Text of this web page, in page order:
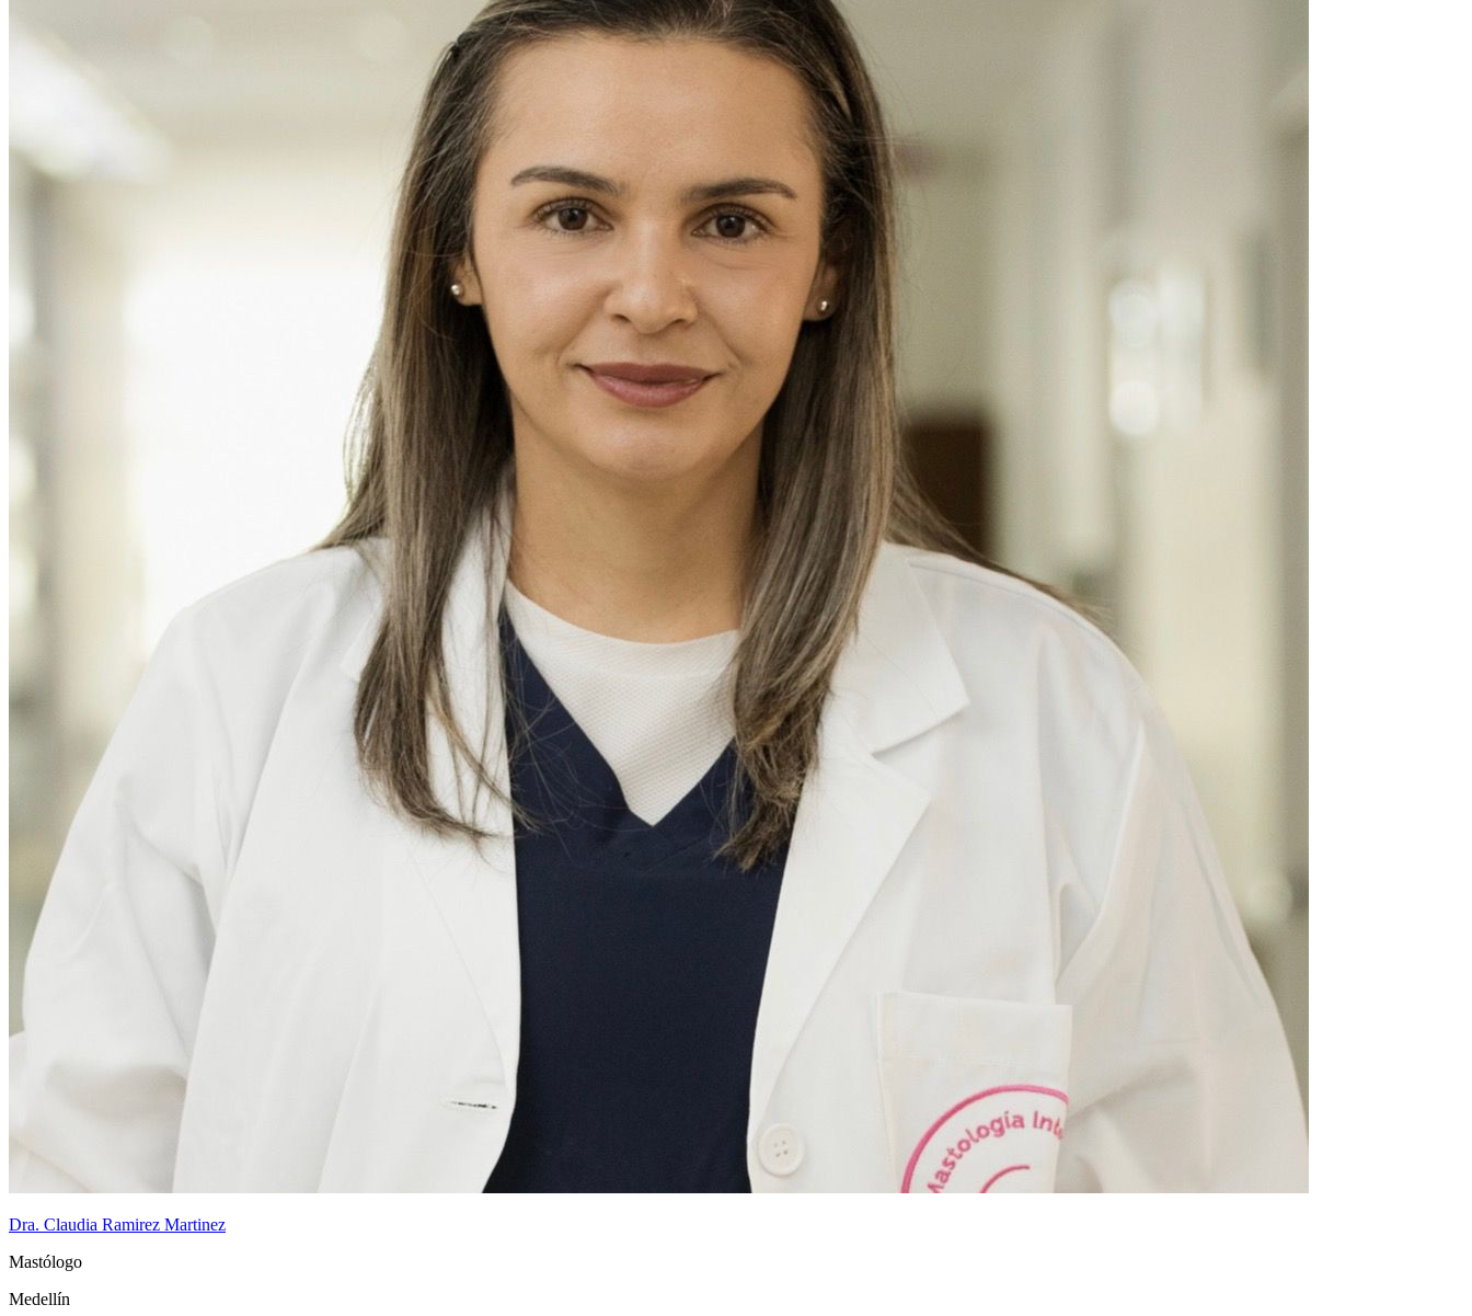
Dra. Claudia Ramirez Martinez
Mastólogo
Medellín